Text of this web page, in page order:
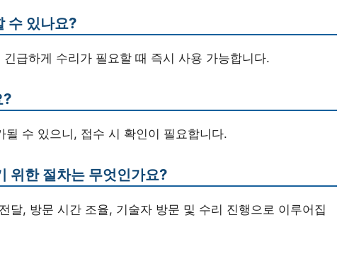
수 있나요?
급하게 수리가 필요할 때 즉시 사용 가능합니다.
?
수 있으니, 접수 시 확인이 필요합니다.
위한 절차는 무엇인가요?
달, 방문 시간 조율, 기술자 방문 및 수리 진행으로 이루어집